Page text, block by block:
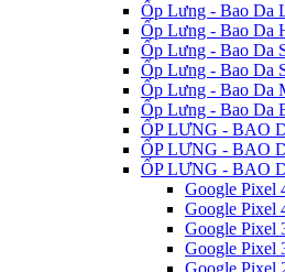
Ốp Lưng - Bao Da
Ốp Lưng - Bao Da
Ốp Lưng - Bao Da
Ốp Lưng - Bao Da
Ốp Lưng - Bao Da
Ốp Lưng - Bao Da
ỐP LƯNG - BAO
ỐP LƯNG - BAO
ỐP LƯNG - BAO
Google Pixel
Google Pixel
Google Pixel
Google Pixel
Google Pixel